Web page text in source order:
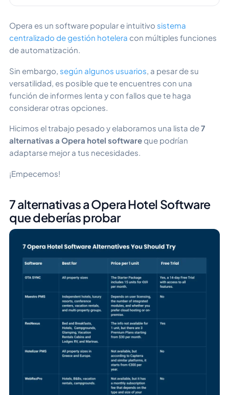
Opera es un software popular e intuitivo sistema
centralizado de gestión hotelera con múltiples funciones
de automatización.
Sin embargo, según algunos usuarios, a pesar de su
versatilidad, es posible que te encuentres con una
función de informes lenta y con fallos que te haga
considerar otras opciones.
Hicimos el trabajo pesado y elaboramos una lista de7
alternativas a Opera hotel software que podrían
adaptarse mejor a tus necesidades.
¡Empecemos!
7 alternativas a Opera Hotel Software
que deberías probar